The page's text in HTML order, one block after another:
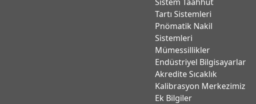
Tartı Sistemleri
Pnömatik Nakil
Sistemleri
Mümessillikler
Endüstriyel Bilgisayarlar
Akredite Sıcaklık
Kalibrasyon Merkezimiz
Ek Bilgiler